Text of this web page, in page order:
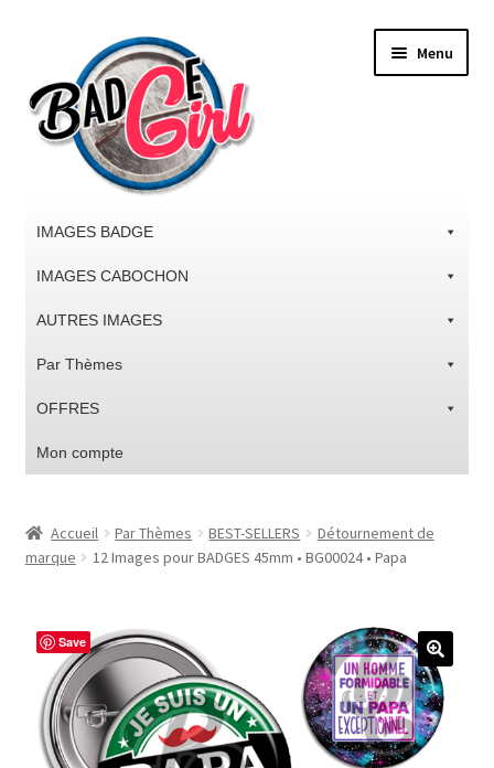
la
navigation
contenu
Menu
IMAGES BADGE
IMAGES CABOCHON
AUTRES IMAGES
Par Thèmes
OFFRES
Mon compte
#1298 (pas de titre)
#5610 (pas de titre)
#5740 (pas de titre)
Accueil Par Thèmes BEST-SELLERS
Détournement de
marque
12 Images pour BADGES 45mm • BG00024 • Papa
Save